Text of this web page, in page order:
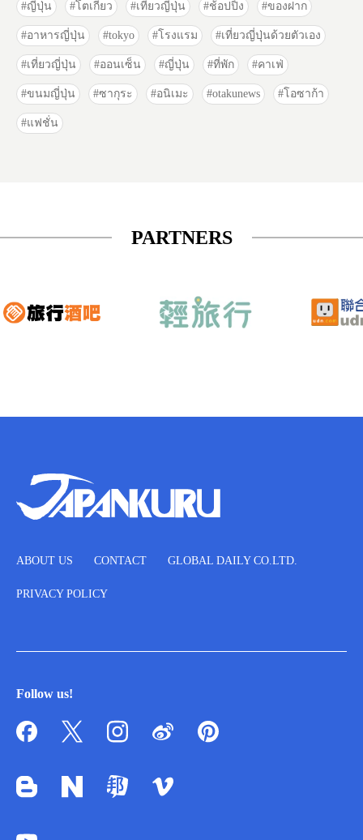
ญี่ปุ่น โตเกียว เที่ยวญี่ปุ่น ช้อปปิ้ง ของฝาก
อาหารญี่ปุ่น tokyo โรงแรม เที่ยวญี่ปุ่นด้วยตัวเอง
เที่ยวญี่ปุ่น ออนเซ็น ญี่ปุ่น ที่พัก คาเฟ่
ขนมญี่ปุ่น ซากุระ อนิเมะ otakunews โอซาก้า
แฟชั่น
PARTNERS
ABOUT US CONTACT GLOBAL DAILY CO.LTD.
PRIVACY POLICY
Follow us!